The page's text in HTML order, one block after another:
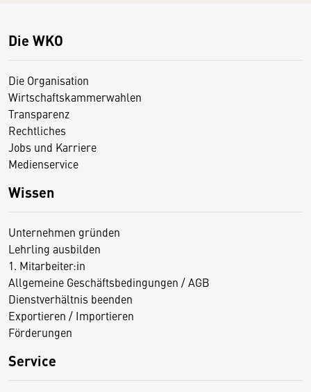
Die WKO
Die Organisation
Wirtschaftskammerwahlen
Transparenz
Rechtliches
Jobs und Karriere
Medienservice
Wissen
Unternehmen gründen
Lehrling ausbilden
1. Mitarbeiter:in
Allgemeine Geschäftsbedingungen / AGB
Dienstverhältnis beenden
Exportieren / Importieren
Förderungen
Service